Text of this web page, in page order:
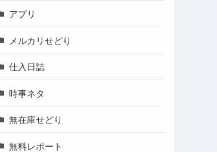
アプリ
メルカリせどり
仕入日誌
時事ネタ
無在庫せどり
無料レポート